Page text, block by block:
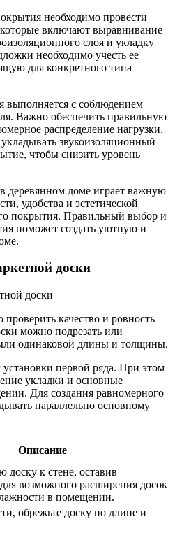
необходимо провести
включают выравнивание
слоя и укладку
необходимо учесть ее
для конкретного типа
выполняется с соблюдением
Важно обеспечить правильную
распределение нагрузки.
звукоизоляционный
чтобы снизить уровень
деревянном доме играет важную
удобства и эстетической
покрытия. Правильный выбор и
поможет создать уютную и
доски
качество и ровность
можно подрезать или
одинаковой длины и толщины.
установки первой ряда. При этом
укладки и основные
Для создания равномерного
параллельно основному
Описание
доску к стене, оставив
возможного расширения досок
в помещении.
обрежьте доску по длине и